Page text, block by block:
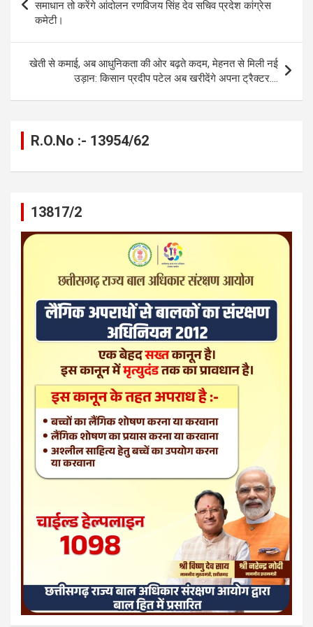
o
k
p
समाधान तो करेंगे आंदोलन रणविजय सिंह देव सचिव प्रदेश कांग्रेस
कमेटी।
खेती से कमाई, अब आधुनिकता की ओर बढ़ते कदम, मेहनत से मिली नई
उड़ान: किसान प्रदीप पटेल अब खरीदेंगे अपना ट्रैक्टर….
R.O.No :- 13954/62
13817/2